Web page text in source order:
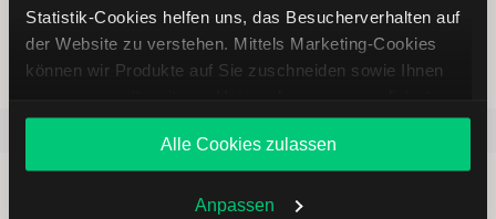
Statistik-Cookies helfen uns, das Besucherverhalten auf
der Website zu verstehen. Mittels Marketing-Cookies
können wir Produkte auf Sie zuschneiden sowie Ihnen
Angebote unterbreiten. Sie entscheiden, welche Cookies
Sie zulassen oder ablehnen. Ihre Entscheidung können
Sie jederzeit in denCookie-Einstellungenändern.
Weitere Infos auch in unsererDatenschutzerklärung
Alle Cookies zulassen
Anpassen